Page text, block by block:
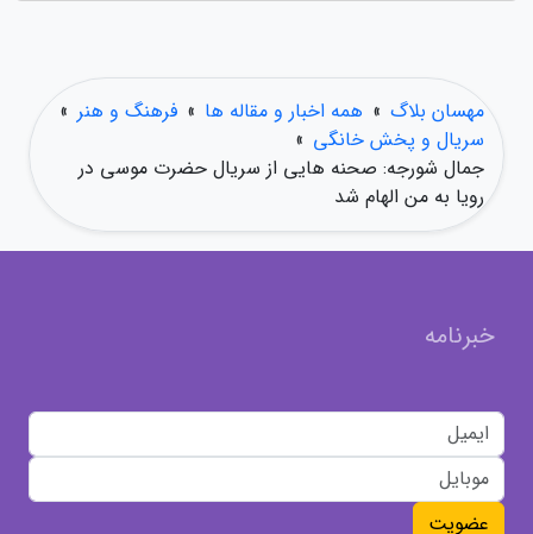
مهسان بلاگ » همه اخبار و مقاله ها » فرهنگ و هنر »
سریال و پخش خانگی »
جمال شورجه: صحنه هایی از سریال حضرت موسی در
رویا به من الهام شد
خبرنامه
عضویت